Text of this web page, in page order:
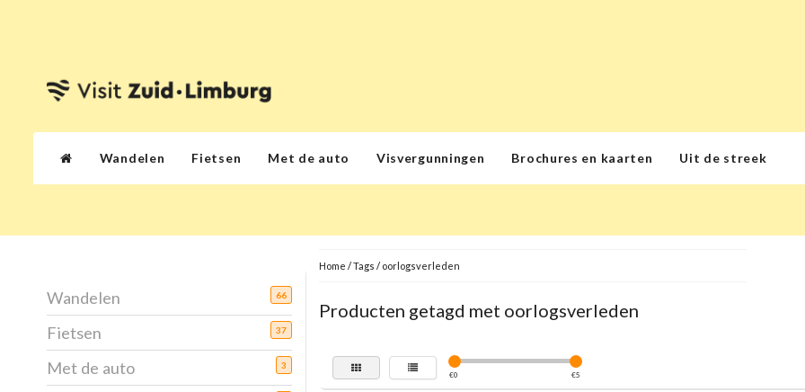
Wandelen Fietsen Met de auto Visvergunningen Brochures en kaarten Uit de streek
Wandelen 66
Fietsen 37
Met de auto 3
Home /Tags / oorlogsverleden
Producten getagd met oorlogsverleden
€0 €5